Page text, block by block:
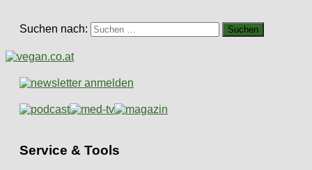
Suchen nach:
Service & Tools